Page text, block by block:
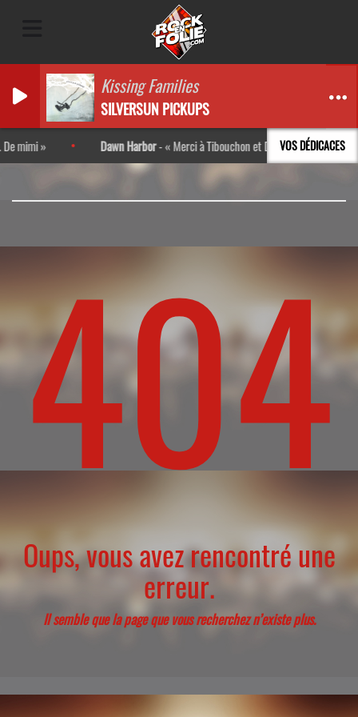
Kissing Families
SILVERSUN PICKUPS
VOS DÉDICACES
mimi Dawn Harbor- Merci à Tibouchon et Darta pour l’interview !
404
Oups, vous avez rencontré une
erreur.
Il semble que la page que vous recherchez n’existe plus.